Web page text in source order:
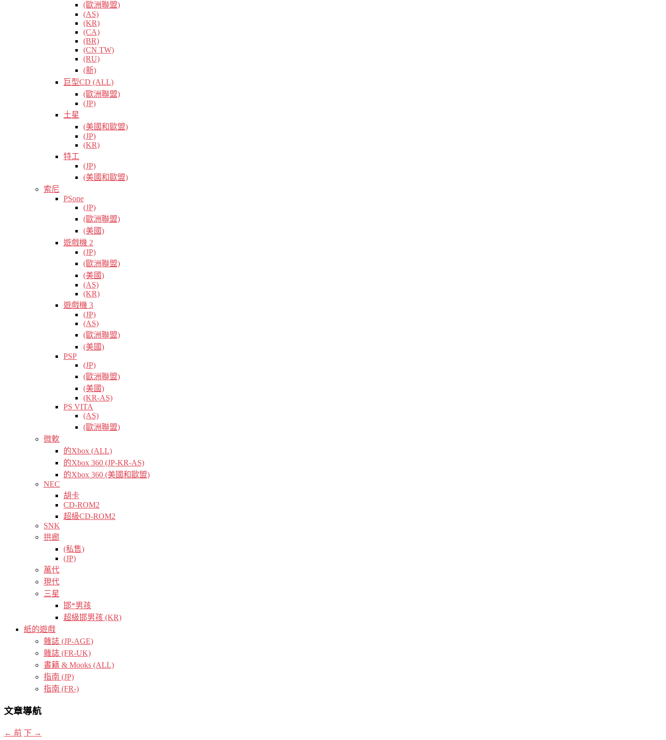
(歐洲聯盟)
(AS)
(KR)
(CA)
(BR)
(CN TW)
(RU)
(新)
巨型CD (ALL)
(歐洲聯盟)
(JP)
土星
(美國和歐盟)
(JP)
(KR)
特工
(JP)
(美國和歐盟)
索尼
PSone
(JP)
(歐洲聯盟)
(美國)
遊戲機 2
(JP)
(歐洲聯盟)
(美國)
(AS)
(KR)
遊戲機 3
(JP)
(AS)
(歐洲聯盟)
(美國)
PSP
(JP)
(歐洲聯盟)
(美國)
(KR-AS)
PS VITA
(AS)
(歐洲聯盟)
微軟
的Xbox (ALL)
的Xbox 360 (JP-KR-AS)
的Xbox 360 (美國和歐盟)
NEC
胡卡
CD-ROM2
超級CD-ROM2
SNK
拱廊
(私售)
(JP)
萬代
現代
三星
邯*男孩
超級邯男孩 (KR)
紙的遊戲
雜誌 (JP-AGE)
雜誌 (FR-UK)
書籍 & Mooks (ALL)
指南 (JP)
指南 (FR-)
文章導航
← 前 下 →